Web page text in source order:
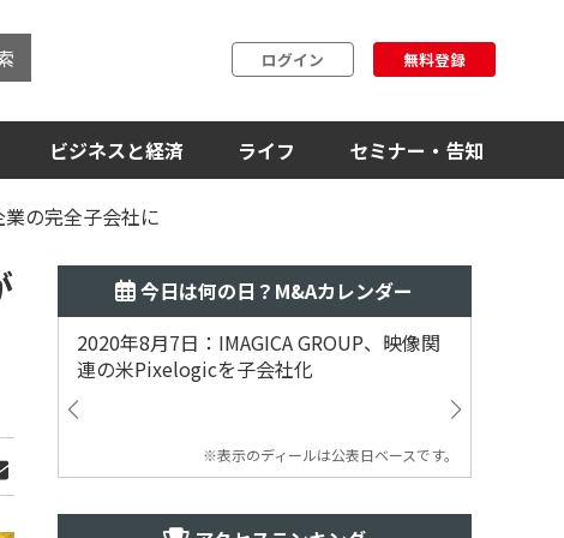
ログイン 無料登録
ビジネスと経済 ライフ セミナー・告知
の完全子会社に
今日は何の日？M&Aカレンダー
2020年8月7日：IMAGICA GROUP、映像関
連の米Pixelogicを子会社化
※表示のディールは公表日ベースです。